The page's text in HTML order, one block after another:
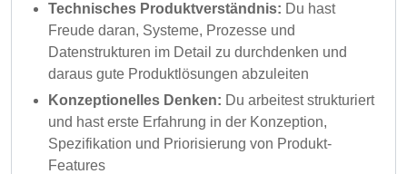
Technisches Produktverständnis: Du hast
Freude daran, Systeme, Prozesse und
Datenstrukturen im Detail zu durchdenken und
daraus gute Produktlösungen abzuleiten
Konzeptionelles Denken: Du arbeitest strukturiert
und hast erste Erfahrung in der Konzeption,
Spezifikation und Priorisierung von Produkt-
Features